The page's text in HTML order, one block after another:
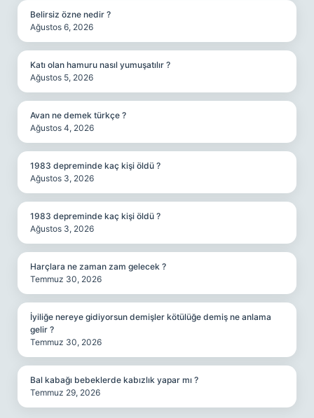
Belirsiz özne nedir ?
Ağustos 6, 2026
Katı olan hamuru nasıl yumuşatılır ?
Ağustos 5, 2026
Avan ne demek türkçe ?
Ağustos 4, 2026
1983 depreminde kaç kişi öldü ?
Ağustos 3, 2026
1983 depreminde kaç kişi öldü ?
Ağustos 3, 2026
Harçlara ne zaman zam gelecek ?
Temmuz 30, 2026
İyiliğe nereye gidiyorsun demişler kötülüğe demiş ne anlama
gelir ?
Temmuz 30, 2026
Bal kabağı bebeklerde kabızlık yapar mı ?
Temmuz 29, 2026